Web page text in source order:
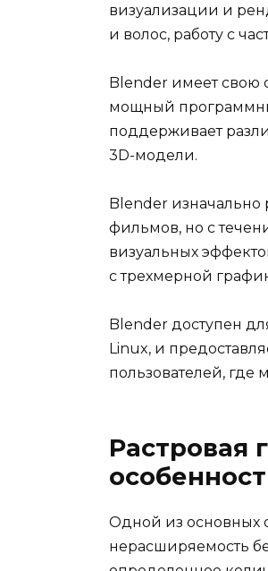
визуализации и
и волос, работу с
Blender имеет свою
мощный
поддерживает
3D-модели.
Blender изначально
фильмов, но с
визуальных
с трехмерной
Blender доступен
Linux, и
пользователей,
Растровая
Одной из основных
нерасширяемость